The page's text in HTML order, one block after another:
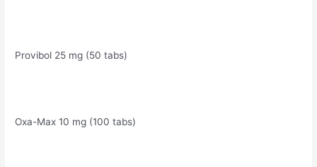
Provibol 25 mg (50 tabs)
Oxa-Max 10 mg (100 tabs)